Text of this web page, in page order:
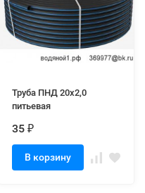
Труба ПНД 20х2,0
питьевая
35 ₽
В корзину